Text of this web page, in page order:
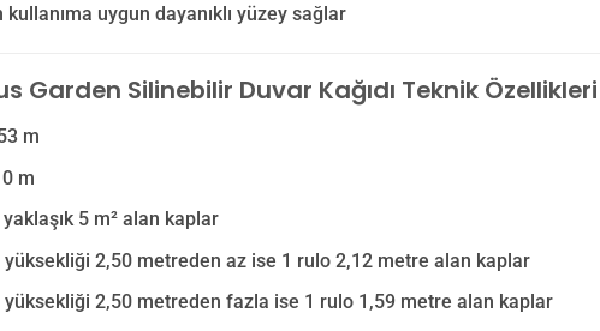
kullanıma uygun dayanıklı yüzey sağlar
Garden Silinebilir Duvar Kağıdı Teknik Özellikleri
m
m
5 m² alan kaplar
yüksekliği 2,50 metreden az ise 1 rulo 2,12 metre alan kaplar
yüksekliği 2,50 metreden fazla ise 1 rulo 1,59 metre alan kaplar